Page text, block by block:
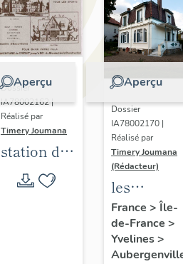
Aperçu
Dossier
IA78002162 |
Réalisé par
Timery Joumana
station de
villégiature
d'Elisabethville
Aperçu
Dossier
IA78002170 |
Réalisé par
Timery Joumana
(Rédacteur)
les
maisons
France > Île-
de-France >
Yvelines>